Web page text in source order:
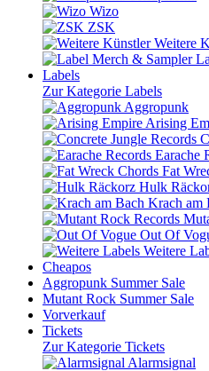
Wizo
ZSK
Weitere
Labels
Zur Kategorie Labels
Aggropunk
Arising
Earache
Fat
Hulk
Krach am
Out Of
Weitere
Cheapos
Aggropunk Summer Sale
Mutant Rock Summer Sale
Vorverkauf
Tickets
Zur Kategorie Tickets
Alarmsignal